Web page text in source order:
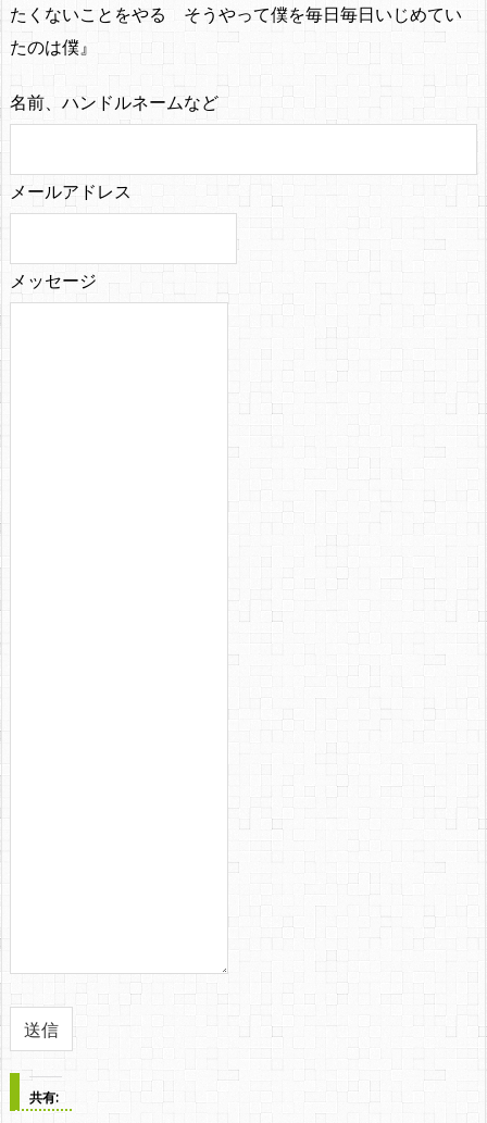
たくないことをやる そうやって僕を毎日毎日いじめてい
たのは僕』
名前、ハンドルネームなど
メールアドレス
メッセージ
送信
共有: